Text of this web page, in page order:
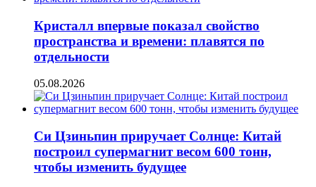
Кристалл впервые показал свойство
пространства и времени: плавятся по
отдельности
05.08.2026
Си Цзиньпин приручает Солнце: Китай
построил супермагнит весом 600 тонн,
чтобы изменить будущее